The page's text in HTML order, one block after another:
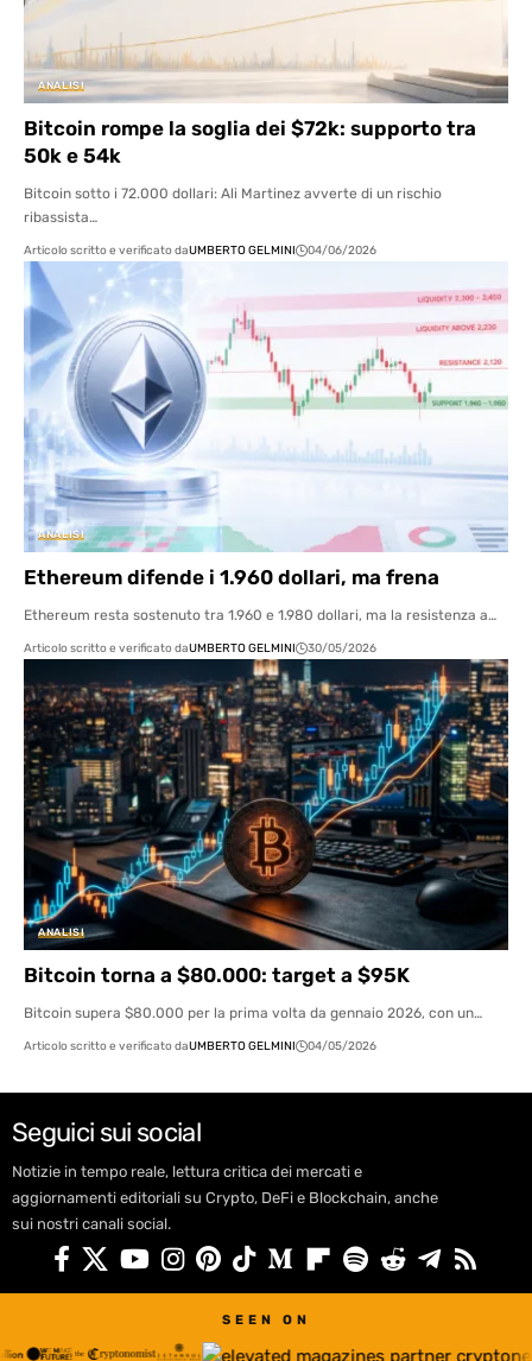
ANALISI
Bitcoin rompe la soglia dei $72k: supporto tra
50k e 54k
Bitcoin sotto i 72.000 dollari: Ali Martinez avverte di un rischio
ribassista…
Articolo scritto e verificato daUMBERTO GELMINI 04/06/2026
ANALISI
Ethereum difende i 1.960 dollari, ma frena
Ethereum resta sostenuto tra 1.960 e 1.980 dollari, ma la resistenza a…
Articolo scritto e verificato daUMBERTO GELMINI 30/05/2026
ANALISI
Bitcoin torna a $80.000: target a $95K
Bitcoin supera $80.000 per la prima volta da gennaio 2026, con un…
Articolo scritto e verificato daUMBERTO GELMINI 04/05/2026
Seguici sui social
Notizie in tempo reale, lettura critica dei mercati e
aggiornamenti editoriali su Crypto, DeFi e Blockchain, anche
sui nostri canali social.
SEEN ON